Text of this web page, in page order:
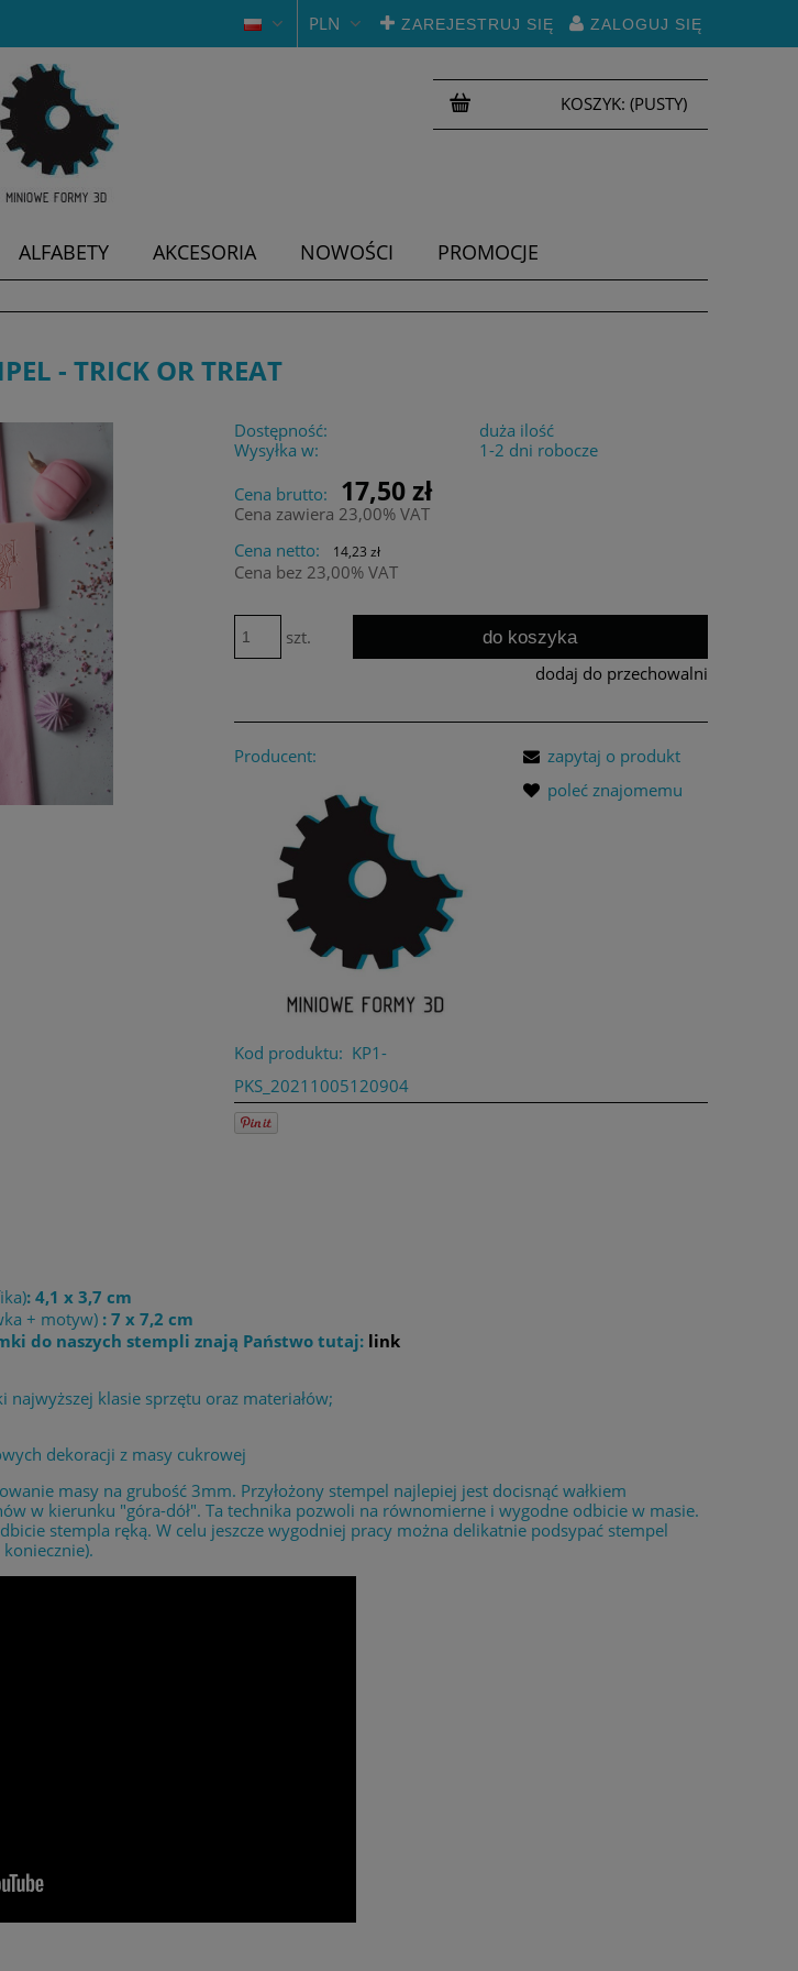
ZAREJESTRUJ SIĘ ZALOGUJ SIĘ
PLN
KOSZYK: (PUSTY)
ALFABETY AKCESORIA NOWOŚCI
PROMOCJE
- TRICK OR TREAT
Dostępność:
duża ilość
Wysyłka w:
1-2 dni robocze
Cena brutto:
17,50 zł
Cena zawiera 23,00% VAT
Cena netto:
14,23 zł
Cena bez 23,00% VAT
szt.
do koszyka
dodaj do przechowalni
Producent:
Kod produktu: KP1-
PKS_20211005120904
zapytaj o produkt
poleć znajomemu
: 4,1 x 3,7 cm
+ motyw) : 7 x 7,2 cm
do naszych stempli znają Państwo tutaj: link
najwyższej klasie sprzętu oraz materiałów;
dekoracji z masy cukrowej
masy na grubość 3mm. Przyłożony stempel najlepiej jest docisnąć wałkiem
w kierunku "góra-dół". Ta technika pozwoli na równomierne i wygodne odbicie w masie.
stempla ręką. W celu jeszcze wygodniej pracy można delikatnie podsypać stempel